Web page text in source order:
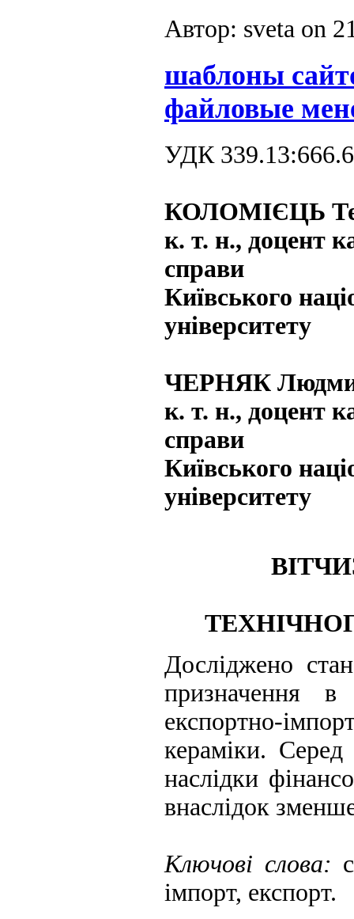
Автор: sveta on
шаблоны
файловые
УДК
КОЛОМІЄЦЬ
к. т. н., доцент
справи
Київського
університету
ЧЕРНЯК
к. т. н., доцент
справи
Київського
університету
Досліджено
призначення в
експортно-
кераміки.
наслідки
внаслідок
Ключові слова:
імпорт, експорт.